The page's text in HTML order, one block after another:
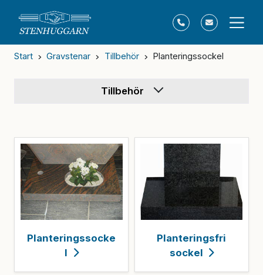
Start Gravstenar Tillbehör Planteringssockel
Tillbehör
Planteringssocke
l
Planteringsfri
sockel